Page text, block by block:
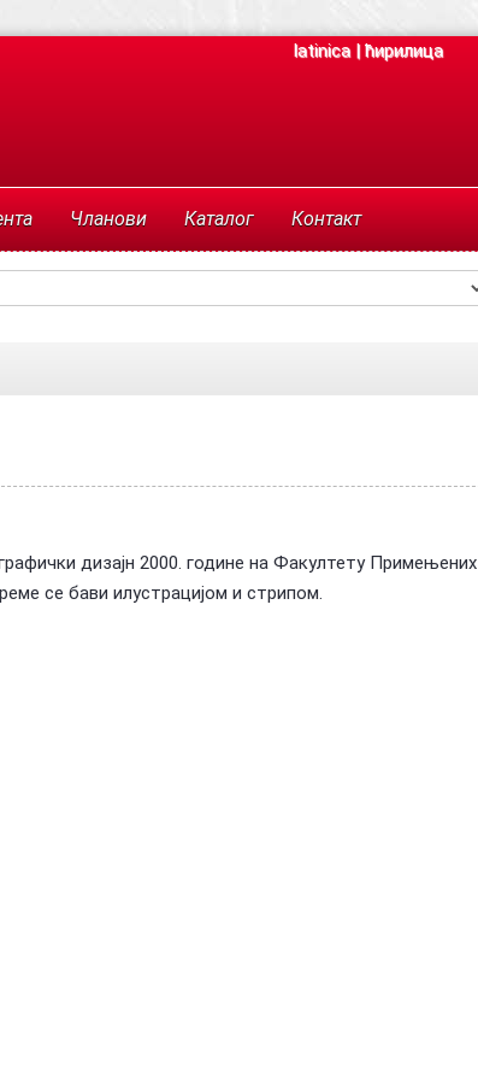
latinica|ћирилица
Чланови Каталог Контакт
дизајн 2000. године на Факултету Примењених
се бави илустрацијом и стрипом.